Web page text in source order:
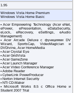
1.95
Windows Vista Home Premium
Windows Vista Home Basic
• Acer Empowering Technology (Acer eNet,
ePower, ePresentation, eDataSecurity,
eLock, eRecovery, eSettings, eAudio
Management)
• Acer Arcade Deluxe с функциями DV
Wizard, SportsCap, VideoMagician и
DVDivine, Acer HomeMedia
• Acer Crystal Eye
• Acer GridVista
• Acer GameZone
• Acer Launch Manager
• Acer Video Conference Manager
• Adobe Reader
• CyberLink PowerProducer
• Norton Internet Security
• NTI CD-Maker
• Microsoft Works 8.5 с Office Home и
Student 2007 Trial